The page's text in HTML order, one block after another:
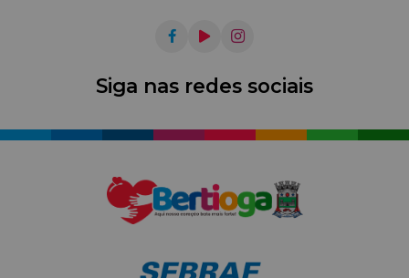
Siga nas redes sociais